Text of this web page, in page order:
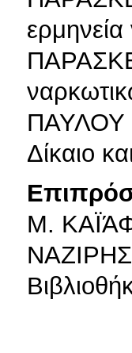
ΠΑΥΛΟΥ
Δίκαιο
Μ.